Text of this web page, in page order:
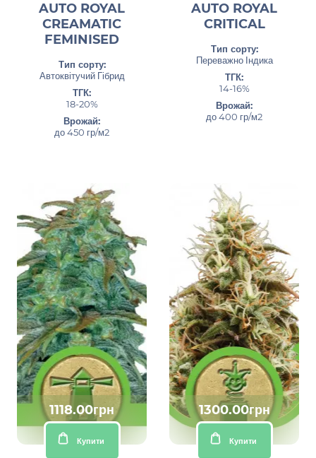
AUTO ROYAL
CREAMATIC
FEMINISED
Тип сорту:
Автоквітучий Гібрид
ТГК:
18-20%
Врожай:
до 450 гр/м2
AUTO ROYAL
CRITICAL
Тип сорту:
Переважно Індика
ТГК:
14-16%
Врожай:
до 400 гр/м2
1118.00грн
Купити
1300.00грн
Купити